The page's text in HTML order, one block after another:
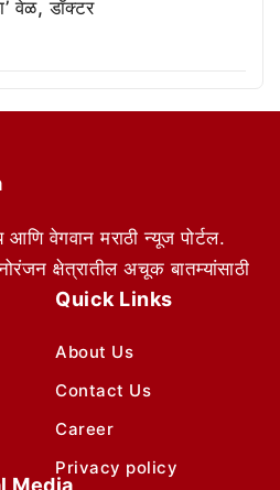
वेळ, डॉक्टर
आणि वेगवान मराठी न्यूज पोर्टल.
क्षेत्रातील अचूक बातम्यांसाठी
Quick Links
About Us
Contact Us
Career
Privacy policy
Media